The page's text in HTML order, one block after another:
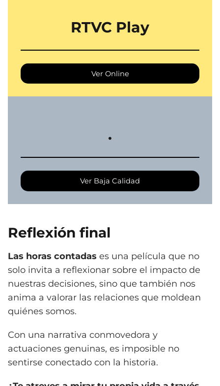
RTVC Play
Ver Online
.
Ver Baja Calidad
Reflexión final
Las horas contadas es una película que no
solo invita a reflexionar sobre el impacto de
nuestras decisiones, sino que también nos
anima a valorar las relaciones que moldean
quiénes somos.
Con una narrativa conmovedora y
actuaciones genuinas, es imposible no
sentirse conectado con la historia.